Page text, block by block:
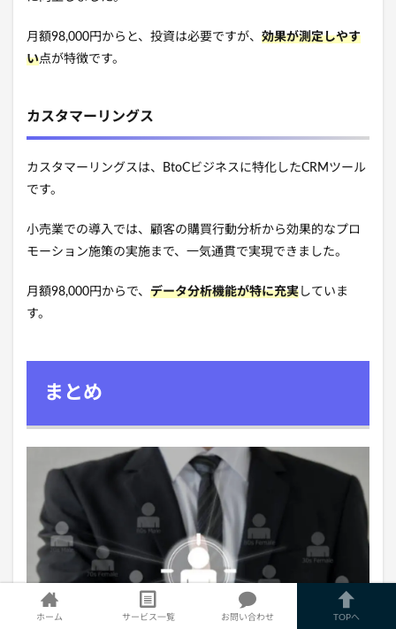
月額98,000円からと、投資は必要ですが、 効果が測定しやす
い点が特徴です。
カスタマーリングス
カスタマーリングスは、BtoCビジネスに特化したCRMツール
です。
小売業での導入では、顧客の購買行動分析から効果的なプロ
モーション施策の実施まで、一気通貫で実現できました。
月額98,000円からで、 データ分析機能が特に充実 していま
す。
まとめ
ホーム サービス一覧 お問い合わせ TOPへ